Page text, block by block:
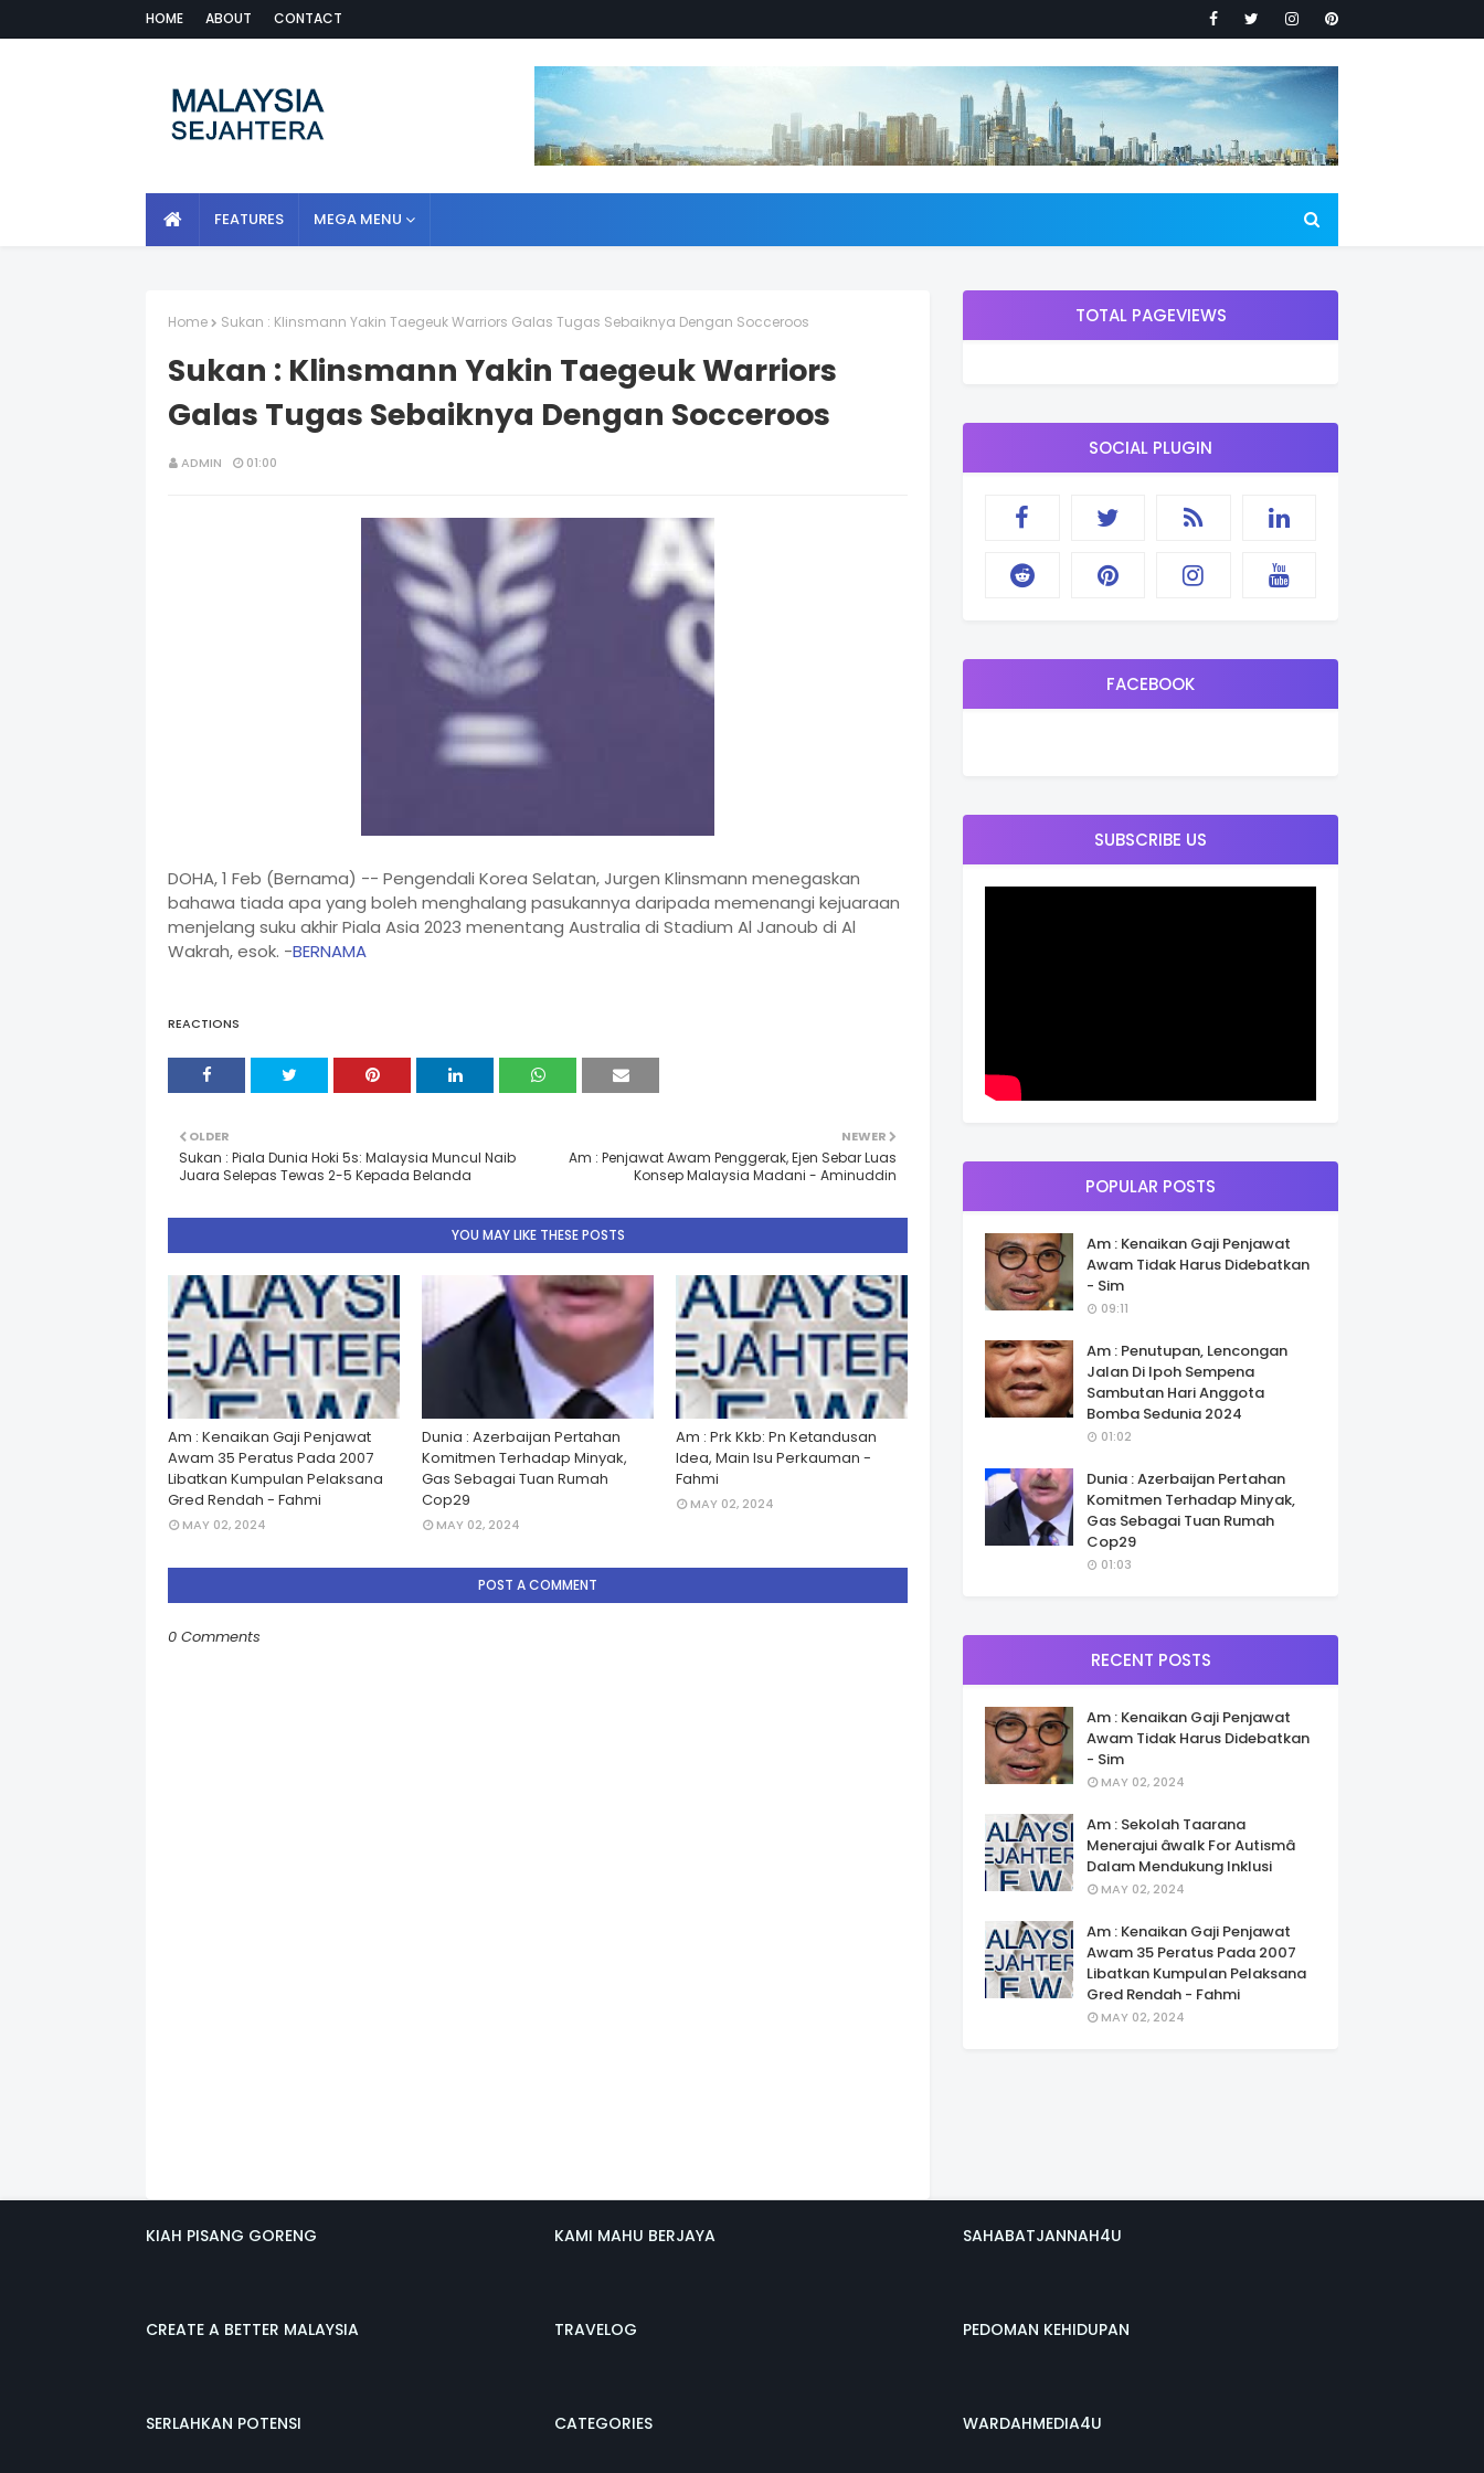
HOME ABOUT CONTACT
FEATURES MEGA MENU
Home Sukan : Klinsmann Yakin Taegeuk Warriors Galas Tugas Sebaiknya Dengan Socceroos
Sukan : Klinsmann Yakin Taegeuk Warriors
Galas Tugas Sebaiknya Dengan Socceroos
ADMIN 01:00
DOHA, 1 Feb (Bernama) -- Pengendali Korea Selatan, Jurgen Klinsmann menegaskan
bahawa tiada apa yang boleh menghalang pasukannya daripada memenangi kejuaraan
menjelang suku akhir Piala Asia 2023 menentang Australia di Stadium Al Janoub di Al
Wakrah, esok. -BERNAMA
REACTIONS
NEWER
Am : Penjawat Awam Penggerak, Ejen Sebar Luas
Konsep Malaysia Madani - Aminuddin
OLDER
Sukan : Piala Dunia Hoki 5s: Malaysia Muncul Naib
Juara Selepas Tewas 2-5 Kepada Belanda
YOU MAY LIKE THESE POSTS
Am : Kenaikan Gaji Penjawat
Awam 35 Peratus Pada 2007
Libatkan Kumpulan Pelaksana
Gred Rendah - Fahmi
MAY 02, 2024
Dunia : Azerbaijan Pertahan
Komitmen Terhadap Minyak,
Gas Sebagai Tuan Rumah
Cop29
MAY 02, 2024
Am : Prk Kkb: Pn Ketandusan
Idea, Main Isu Perkauman -
Fahmi
MAY 02, 2024
POST A COMMENT
0 Comments
TOTAL PAGEVIEWS
SOCIAL PLUGIN
FACEBOOK
SUBSCRIBE US
POPULAR POSTS
Am : Kenaikan Gaji Penjawat
Awam Tidak Harus Didebatkan
- Sim
09:11
Am : Penutupan, Lencongan
Jalan Di Ipoh Sempena
Sambutan Hari Anggota
Bomba Sedunia 2024
01:02
Dunia : Azerbaijan Pertahan
Komitmen Terhadap Minyak,
Gas Sebagai Tuan Rumah
Cop29
01:03
RECENT POSTS
Am : Kenaikan Gaji Penjawat
Awam Tidak Harus Didebatkan
- Sim
MAY 02, 2024
Am : Sekolah Taarana
Menerajui âwalk For Autismâ
Dalam Mendukung Inklusi
MAY 02, 2024
Am : Kenaikan Gaji Penjawat
Awam 35 Peratus Pada 2007
Libatkan Kumpulan Pelaksana
Gred Rendah - Fahmi
MAY 02, 2024
KIAH PISANG GORENG
CREATE A BETTER MALAYSIA
SERLAHKAN POTENSI
KAMI MAHU BERJAYA
TRAVELOG
CATEGORIES
SAHABATJANNAH4U
PEDOMAN KEHIDUPAN
WARDAHMEDIA4U